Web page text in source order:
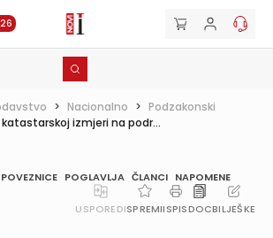
> Nacionalno > Podzakonski
izmjeri na podr...
POGLAVLJA ČLANCI NAPOMENE
USPOREDISPREMIISPISDOCBILJEŠKE